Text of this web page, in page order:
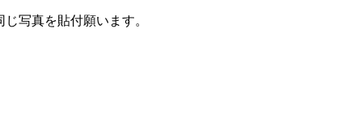
写真を貼付願います。